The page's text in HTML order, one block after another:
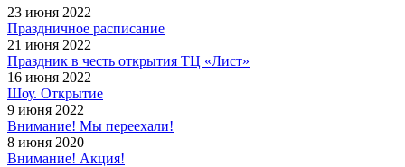
23 июня 2022
Праздничное расписание
21 июня 2022
Праздник в честь открытия ТЦ «Лист»
16 июня 2022
Шоу. Открытие
9 июня 2022
Внимание! Мы переехали!
8 июня 2020
Внимание! Акция!